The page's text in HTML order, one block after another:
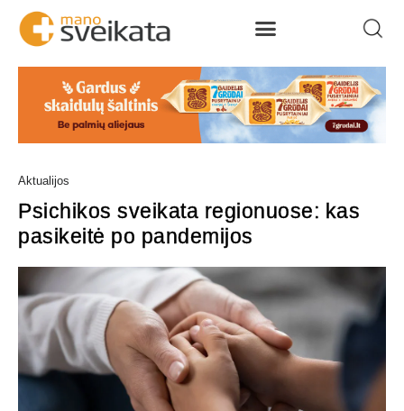
Aktualijos
Psichikos sveikata regionuose: kas
pasikeitė po pandemijos